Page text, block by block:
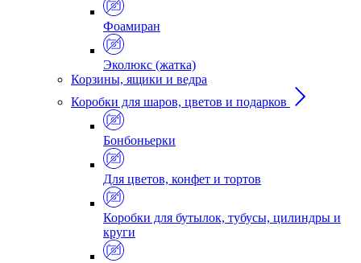
Фоамиран
Эколюкс (жатка)
Корзины, ящики и ведра
Коробки для шаров, цветов и подарков
Бонбоньерки
Для цветов, конфет и тортов
Коробки для бутылок, тубусы, цилиндры и
круги